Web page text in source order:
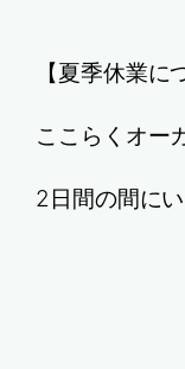
【夏季休業に
ここらくオー
2日間の間に